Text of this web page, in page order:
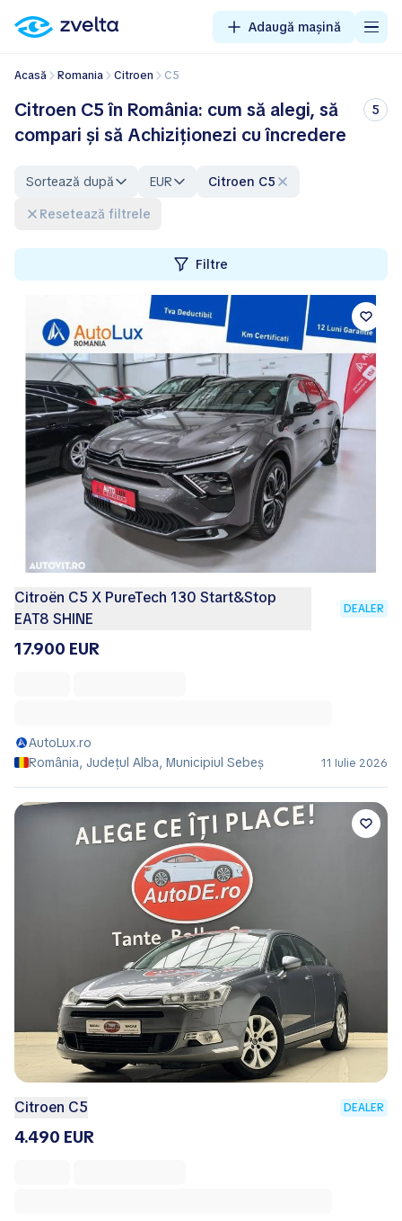
Adaugă mașină
Acasă Romania Citroen C5
Citroen C5 în România: cum să alegi, să
compari și să Achiziționezi cu încredere
5
Sortează după EUR
Citroen C5
Resetează filtrele
Filtre
Citroën C5 X PureTech 130 Start&Stop
EAT8 SHINE
DEALER
17.900 EUR
AutoLux.ro
România, Județul Alba, Municipiul Sebeş
11 Iulie 2026
Citroen C5 DEALER
4.490 EUR